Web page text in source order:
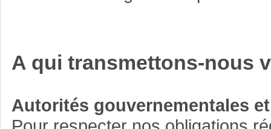
A qui transmettons-nous
Autorités gouvernementales